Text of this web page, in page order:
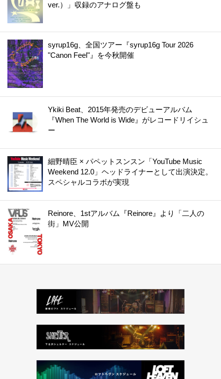
ver.）」収録のアナログ盤も
syrup16g、全国ツアー『syrup16g Tour 2026
"Canon Feel"』を今秋開催
Ykiki Beat、2015年発売のデビューアルバム
『When The World is Wide』がレコードリイシュ
ー
細野晴臣 × パペットスンスン「YouTube Music
Weekend 12.0」ヘッドライナーとして出演決定。
スペシャルコラボが実現
Reinore、1stアルバム『Reinore』より「二人の
街」MV公開